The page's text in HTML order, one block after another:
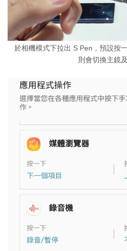
於相機模式下拉出 S Pen，預設按
則會切換主鏡